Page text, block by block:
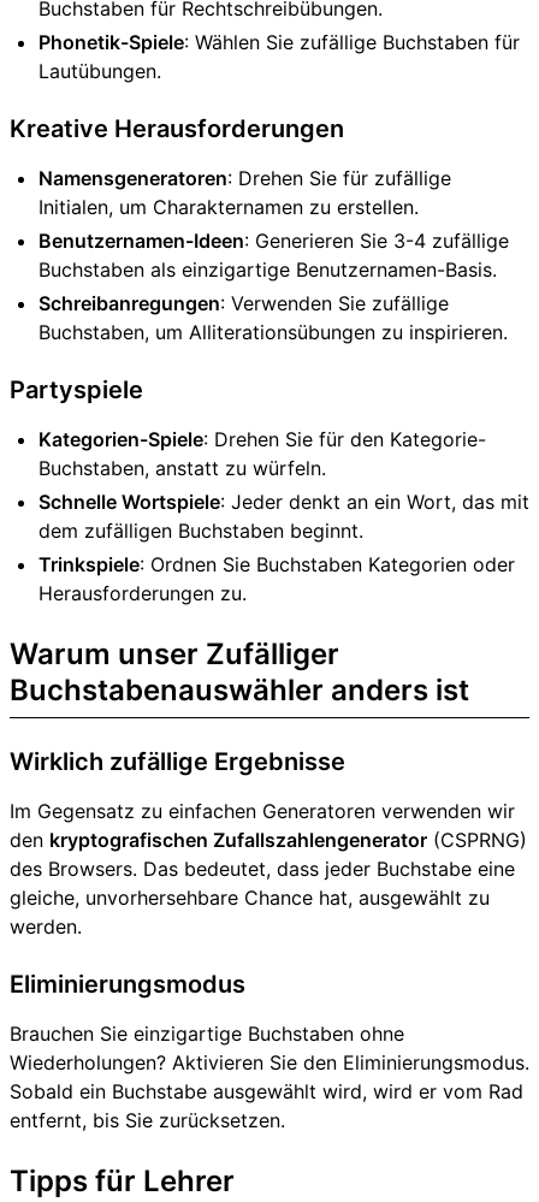
Buchstaben für Rechtschreibübungen.
Phonetik-Spiele: Wählen Sie zufällige Buchstaben für
Lautübungen.
Kreative Herausforderungen
Namensgeneratoren: Drehen Sie für zufällige
Initialen, um Charakternamen zu erstellen.
Benutzernamen-Ideen: Generieren Sie 3-4 zufällige
Buchstaben als einzigartige Benutzernamen-Basis.
Schreibanregungen: Verwenden Sie zufällige
Buchstaben, um Alliterationsübungen zu inspirieren.
Partyspiele
Kategorien-Spiele: Drehen Sie für den Kategorie-
Buchstaben, anstatt zu würfeln.
Schnelle Wortspiele: Jeder denkt an ein Wort, das mit
dem zufälligen Buchstaben beginnt.
Trinkspiele: Ordnen Sie Buchstaben Kategorien oder
Herausforderungen zu.
Warum unser Zufälliger
Buchstabenauswähler anders ist
Wirklich zufällige Ergebnisse
Im Gegensatz zu einfachen Generatoren verwenden wir
den kryptografischen Zufallszahlengenerator (CSPRNG)
des Browsers. Das bedeutet, dass jeder Buchstabe eine
gleiche, unvorhersehbare Chance hat, ausgewählt zu
werden.
Eliminierungsmodus
Brauchen Sie einzigartige Buchstaben ohne
Wiederholungen? Aktivieren Sie den Eliminierungsmodus.
Sobald ein Buchstabe ausgewählt wird, wird er vom Rad
entfernt, bis Sie zurücksetzen.
Tipps für Lehrer